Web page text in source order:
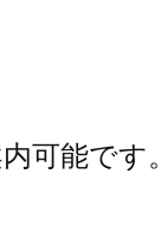
可能です。